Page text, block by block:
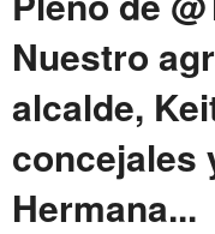
Nuestro
alcalde,
concejales
Hermana...